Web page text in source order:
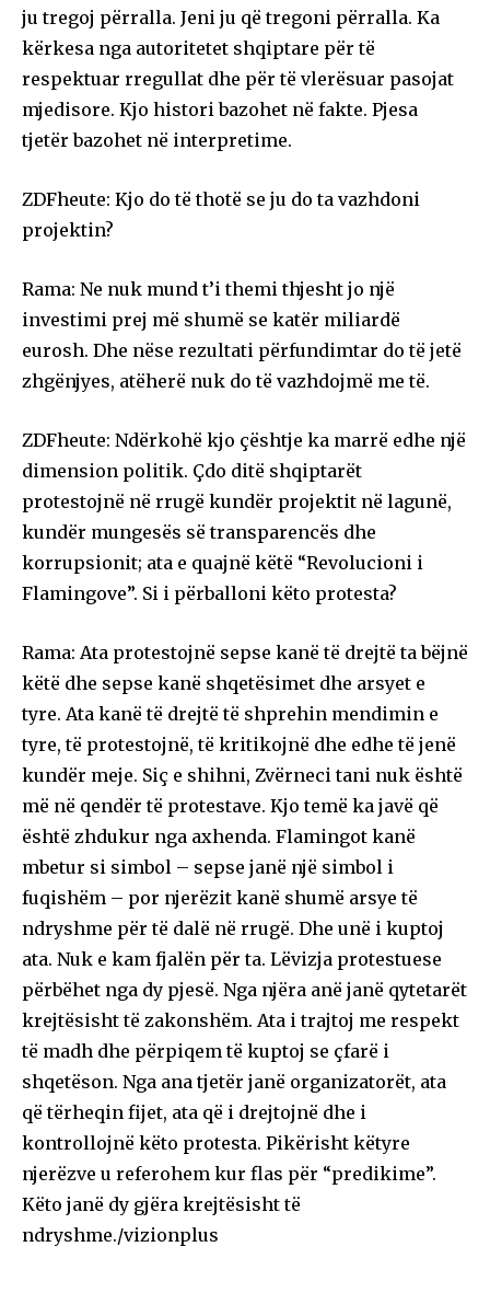
ju tregoj përralla. Jeni ju që tregoni përralla. Ka
kërkesa nga autoritetet shqiptare për të
respektuar rregullat dhe për të vlerësuar pasojat
mjedisore. Kjo histori bazohet në fakte. Pjesa
tjetër bazohet në interpretime.
ZDFheute: Kjo do të thotë se ju do ta vazhdoni
projektin?
Rama: Ne nuk mund t’i themi thjesht jo një
investimi prej më shumë se katër miliardë
eurosh. Dhe nëse rezultati përfundimtar do të jetë
zhgënjyes, atëherë nuk do të vazhdojmë me të.
ZDFheute: Ndërkohë kjo çështje ka marrë edhe një
dimension politik. Çdo ditë shqiptarët
protestojnë në rrugë kundër projektit në lagunë,
kundër mungesës së transparencës dhe
korrupsionit; ata e quajnë këtë “Revolucioni i
Flamingove”. Si i përballoni këto protesta?
Rama: Ata protestojnë sepse kanë të drejtë ta bëjnë
këtë dhe sepse kanë shqetësimet dhe arsyet e
tyre. Ata kanë të drejtë të shprehin mendimin e
tyre, të protestojnë, të kritikojnë dhe edhe të jenë
kundër meje. Siç e shihni, Zvërneci tani nuk është
më në qendër të protestave. Kjo temë ka javë që
është zhdukur nga axhenda. Flamingot kanë
mbetur si simbol – sepse janë një simbol i
fuqishëm – por njerëzit kanë shumë arsye të
ndryshme për të dalë në rrugë. Dhe unë i kuptoj
ata. Nuk e kam fjalën për ta. Lëvizja protestuese
përbëhet nga dy pjesë. Nga njëra anë janë qytetarët
krejtësisht të zakonshëm. Ata i trajtoj me respekt
të madh dhe përpiqem të kuptoj se çfarë i
shqetëson. Nga ana tjetër janë organizatorët, ata
që tërheqin fijet, ata që i drejtojnë dhe i
kontrollojnë këto protesta. Pikërisht këtyre
njerëzve u referohem kur flas për “predikime”.
Këto janë dy gjëra krejtësisht të
ndryshme./vizionplus